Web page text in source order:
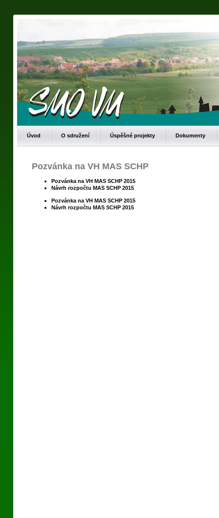
Úvod O sdružení Úspěšné projekty Dokumenty
Pozvánka na VH MAS SCHP
Pozvánka na VH MAS SCHP 2015
Návrh rozpočtu MAS SCHP 2015
Pozvánka na VH MAS SCHP 2015
Návrh rozpočtu MAS SCHP 2015